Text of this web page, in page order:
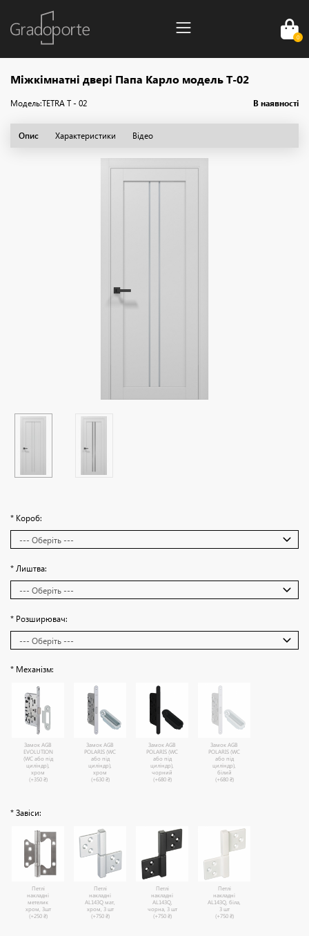
0
Міжкімнатні двері Папа Карло модель T-02
Модель:TETRA T - 02 В наявності
Опис Характеристики Відео
* Короб:
* Лиштва:
* Розширювач:
* Механізм:
Замок AGB
EVOLUTION
(WC або під
циліндр),
хром
(+350 ₴)
Замок AGB
POLARIS (WC
або під
циліндр),
хром
(+630 ₴)
Замок AGB
POLARIS (WC
або під
циліндр),
чорний
(+680 ₴)
Замок AGB
POLARIS (WC
або під
циліндр),
білий
(+680 ₴)
* Завіси:
Петлі
накладні
метелик
хром, 3шт
(+250 ₴)
Петлі
накладні
AL143Q мат,
хром, 3 шт
(+750 ₴)
Петлі
накладні
AL143Q,
чорна, 3 шт
(+750 ₴)
Петлі
накладні
AL143Q, біла,
3 шт
(+750 ₴)